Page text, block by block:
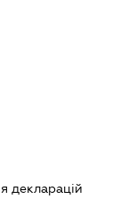
декларацiй